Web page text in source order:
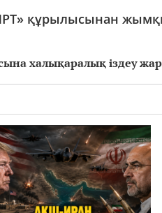
халықаралық іздеу
ЛРТ» құрылысынан